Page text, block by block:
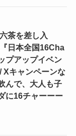
茶を差し入
日本全国16Cha
プアップイベン
Xキャンペーンな
んで、大人も子
に16チャーーー